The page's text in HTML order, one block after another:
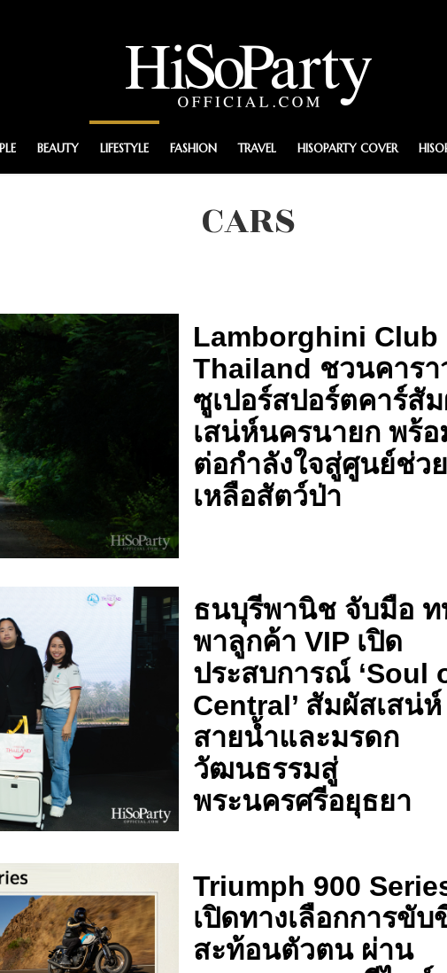
BEAUTY LIFESTYLE FASHION TRAVEL HISOPARTY COVER
CARS
Lamborghini Club
Thailand ชวนคารา
ซูเปอร์สปอร์ตคาร์สั
เสน่ห์นครนายก พร้อ
ต่อกำลังใจสู่ศูนย์ช่วย
เหลือสัตว์ป่า
ธนบุรีพานิช จับมือ ท
พาลูกค้า VIP เปิด
ประสบการณ์ ‘Soul
Central’ สัมผัสเสน่ห์
สายน้ำและมรดก
วัฒนธรรมสู่
พระนครศรีอยุธยา
Triumph 900
เปิดทางเลือกการขับ
สะท้อนตัวตน ผ่าน